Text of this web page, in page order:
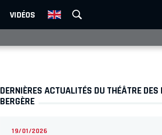
VIDÉOS
DERNIÈRES ACTUALITÉS DU THÉÂTRE DES
BERGÈRE
19/01/2026